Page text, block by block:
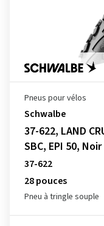
Pneus pour vélos
Schwalbe
37-622, LAND
SBC, EPI 50, Noir
37-622
28 pouces
Pneu à tringle souple